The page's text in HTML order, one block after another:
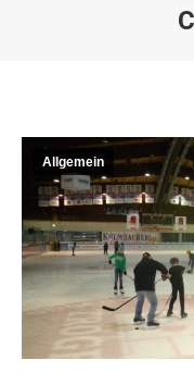
Allgemein